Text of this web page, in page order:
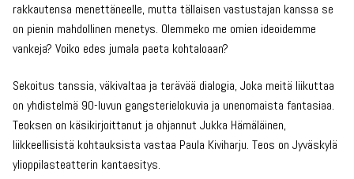
rakkautensa menettäneelle, mutta tällaisen vastustajan kanssa se
on pienin mahdollinen menetys. Olemmeko me omien ideoidemme
vankeja? Voiko edes jumala paeta kohtaloaan?
Sekoitus tanssia, väkivaltaa ja terävää dialogia, Joka meitä liikuttaa
on yhdistelmä 90-luvun gangsterielokuvia ja unenomaista fantasiaa.
Teoksen on käsikirjoittanut ja ohjannut Jukka Hämäläinen,
liikkeellisistä kohtauksista vastaa Paula Kiviharju. Teos on Jyväskylä
ylioppilasteatterin kantaesitys.